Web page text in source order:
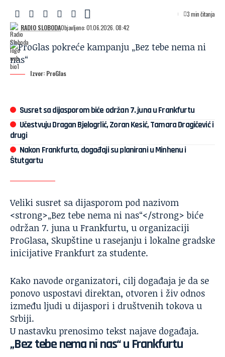
RADIO SLOBODAObjavljeno: 01.06.2026. 08:42
3 min čitanja
Izvor: ProGlas
Susret sa dijasporom biće održan 7. juna u Frankfurtu
Učestvuju Dragan Bjelogrlić, Zoran Kesić, Tamara Dragičević i
drugi
Nakon Frankfurta, događaji su planirani u Minhenu i
Štutgartu
Veliki susret sa dijasporom pod nazivom
<strong>„Bez tebe nema ni nas“</strong> biće
održan 7. juna u Frankfurtu, u organizaciji
ProGlasa, Skupštine u rasejanju i lokalne gradske
inicijative Frankfurt za studente.
Kako navode organizatori, cilj događaja je da se
ponovo uspostavi direktan, otvoren i živ odnos
između ljudi u dijaspori i društvenih tokova u
Srbiji.
U nastavku prenosimo tekst najave događaja.
„Bez tebe nema ni nas“ u Frankfurtu